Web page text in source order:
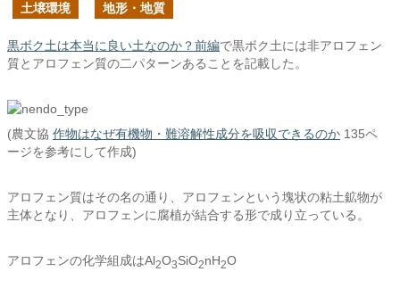
土壌環境 地形・地質
黒ボク土は本当に良い土なのか？前編で黒ボク土には非アロフェン
質とアロフェン質の二パターンあることを記載した。
(農文協 作物はなぜ有機物・難溶解性成分を吸収できるのか 135ペ
ージを参考にして作成)
アロフェン質はその名の通り、アロフェンという塊状の粘土鉱物が
主体となり、アロフェンに腐植が結合する形で成り立っている。
アロフェンの化学組成はAl2O3SiO2nH2O